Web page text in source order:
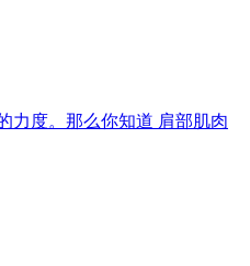
力度。那么你知道 肩部肌肉